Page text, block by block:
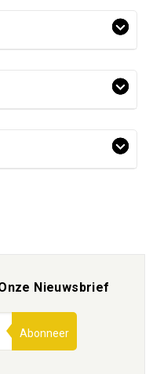
Nieuwsbrief
Abonneer